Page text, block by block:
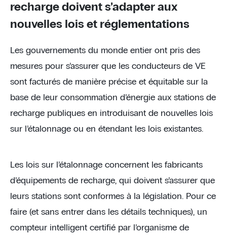
recharge doivent s’adapter aux
nouvelles lois et réglementations
Les gouvernements du monde entier ont pris des
mesures pour s’assurer que les conducteurs de VE
sont facturés de manière précise et équitable sur la
base de leur consommation d’énergie aux stations de
recharge publiques en introduisant de nouvelles lois
sur l’étalonnage ou en étendant les lois existantes.
Les lois sur l’étalonnage concernent les fabricants
d’équipements de recharge, qui doivent s’assurer que
leurs stations sont conformes à la législation. Pour ce
faire (et sans entrer dans les détails techniques), un
compteur intelligent certifié par l’organisme de